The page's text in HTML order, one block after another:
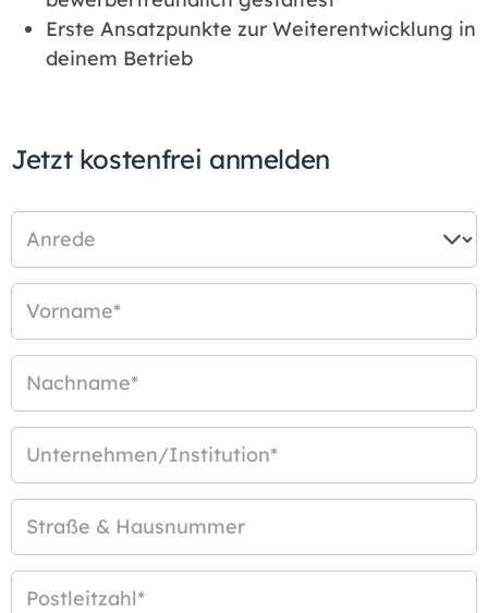
Erste Ansatzpunkte zur Weiterentwicklung in
deinem Betrieb
Jetzt kostenfrei anmelden
Anrede
Vorname*
Nachname*
Unternehmen/Institution*
Straße & Hausnummer
Postleitzahl*